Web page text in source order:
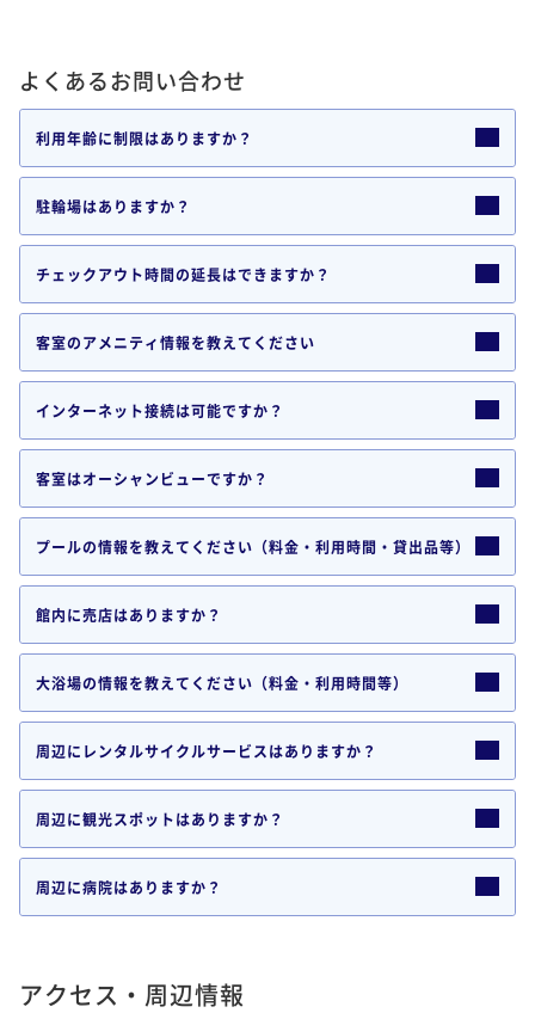
よくあるお問い合わせ
利用年齢に制限はありますか？
駐輪場はありますか？
チェックアウト時間の延長はできますか？
客室のアメニティ情報を教えてください
インターネット接続は可能ですか？
客室はオーシャンビューですか？
プールの情報を教えてください（料金・利用時間・貸出品等）
館内に売店はありますか？
大浴場の情報を教えてください（料金・利用時間等）
周辺にレンタルサイクルサービスはありますか？
周辺に観光スポットはありますか？
周辺に病院はありますか？
アクセス・周辺情報